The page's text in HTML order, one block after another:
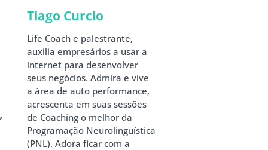
Tiago Curcio
Life Coach e palestrante,
auxilia empresários a usar a
internet para desenvolver
seus negócios. Admira e vive
a área de auto performance,
acrescenta em suas sessões
de Coaching o melhor da
Programação Neurolinguística
(PNL). Adora ficar com a